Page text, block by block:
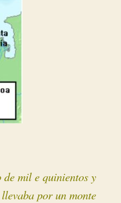
de mil e quinientos y
por un monte